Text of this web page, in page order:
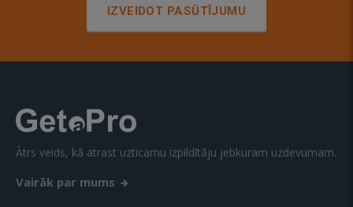
IZVEIDOT PASŪTĪJUMU
Ātrs veids, kā atrast uzticamu izpildītāju jebkuram uzdevumam.
Vairāk par mums